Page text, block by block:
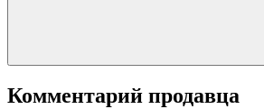
Комментарий продавца